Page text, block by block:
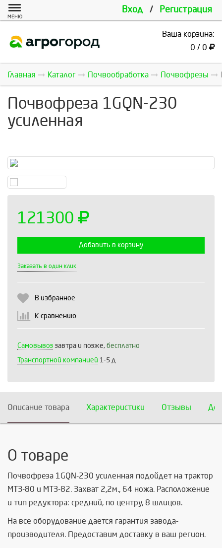
Вход / Регистрация
МЕНЮ
Ваша корзина:
0 / 0
Главная Каталог Почвообработка Почвофрезы
Почвофреза 1GQN-230
усиленная
121300
Добавить в корзину
Заказать в один клик
В избранное
К сравнению
Самовывоз завтра и позже, бесплатно
Транспортной компанией 1-5 д
Описание товара Характеристики Отзывы
О товаре
Почвофреза 1GQN-230 усиленная подойдет на трактор
МТЗ-80 и МТЗ-82. Захват 2,2м., 64 ножа. Расположение
и тип редуктора: средний, по центру, 8 шлицов.
На все оборудование дается гарантия завода-
производителя. Предоставим доставку в ваш регион.